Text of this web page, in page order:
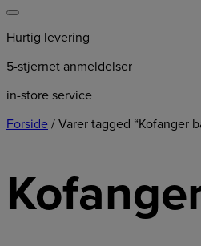
Hurtig levering
5-stjernet anmeldelser
in-store service
Forside / Varer tagged “Kofanger